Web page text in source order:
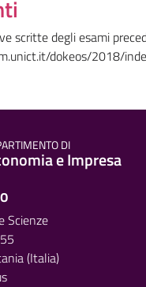
scritte degli esami
dokeos/2018/
DI
e Impresa
Scienze
(Italia)